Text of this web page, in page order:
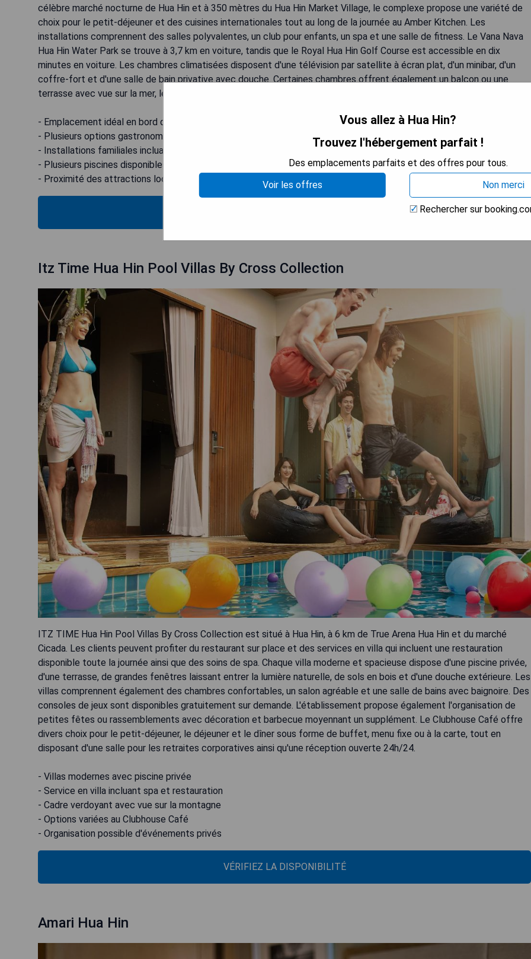
célèbre marché nocturne de Hua Hin et à 350 mètres du Hua Hin Market Village, le complexe propose une variété de
choix pour le petit-déjeuner et des cuisines internationales tout au long de la journée au Amber Kitchen. Les
installations comprennent des salles polyvalentes, un club pour enfants, un spa et une salle de fitness. Le Vana Nava
Hua Hin Water Park se trouve à 3,7 km en voiture, tandis que le Royal Hua Hin Golf Course est accessible en dix
minutes en voiture. Les chambres climatisées disposent d'une télévision par satellite à écran plat, d'un minibar, d'un
coffre-fort et d'une salle de bain privative avec douche. Certaines chambres offrent également un balcon ou une
terrasse avec vue sur la mer, le jardin ou la piscine.
- Emplacement idéal en bord de mer.
- Plusieurs options gastronomiques variées.
- Installations familiales incluant un club pour enfants.
- Plusieurs piscines disponibles pour se détendre.
- Proximité des attractions locales telles que les marchés et les parcs aquatiques.
Itz Time Hua Hin Pool Villas By Cross Collection
ITZ TIME Hua Hin Pool Villas By Cross Collection est situé à Hua Hin, à 6 km de True Arena Hua Hin et du marché
Cicada. Les clients peuvent profiter du restaurant sur place et des services en villa qui incluent une restauration
disponible toute la journée ainsi que des soins de spa. Chaque villa moderne et spacieuse dispose d'une piscine privée,
d'une terrasse, de grandes fenêtres laissant entrer la lumière naturelle, de sols en bois et d'une douche extérieure. Les
villas comprennent également des chambres confortables, un salon agréable et une salle de bains avec baignoire. Des
consoles de jeux sont disponibles gratuitement sur demande. L'établissement propose également l'organisation de
petites fêtes ou rassemblements avec décoration et barbecue moyennant un supplément. Le Clubhouse Café offre
divers choix pour le petit-déjeuner, le déjeuner et le dîner sous forme de buffet, menu fixe ou à la carte, tout en
disposant d'une salle pour les retraites corporatives ainsi qu'une réception ouverte 24h/24.
- Villas modernes avec piscine privée
- Service en villa incluant spa et restauration
- Cadre verdoyant avec vue sur la montagne
- Options variées au Clubhouse Café
- Organisation possible d'événements privés
VÉRIFIEZ LA DISPONIBILITÉ
Amari Hua Hin
Vous allez à Hua Hin?
Trouvez l'hébergement parfait !
Des emplacements parfaits et des offres pour tous.
Voir les offres
Non merci
Rechercher sur